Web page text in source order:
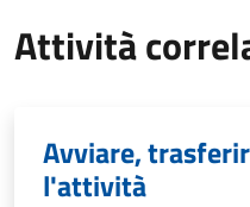
Attività
Avviare,
l'attività